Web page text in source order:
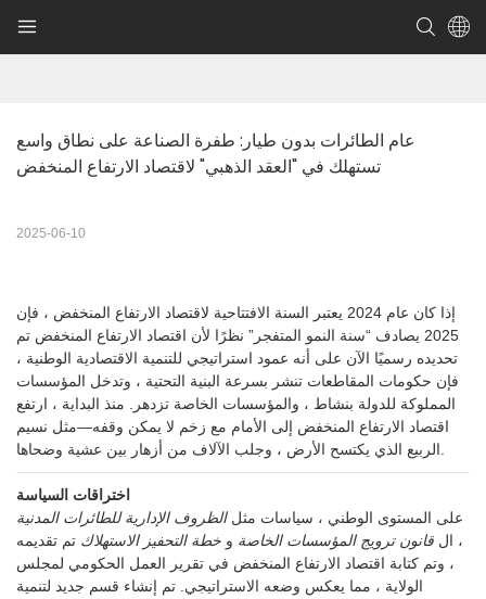
عام الطائرات بدون طيار: طفرة الصناعة على نطاق واسع
تستهلك في "العقد الذهبي" لاقتصاد الارتفاع المنخفض
2025-06-10
إذا كان عام 2024 يعتبر السنة الافتتاحية لاقتصاد الارتفاع المنخفض ، فإن
2025 يصادف “سنة النمو المتفجر” نظرًا لأن اقتصاد الارتفاع المنخفض تم
تحديده رسميًا الآن على أنه عمود استراتيجي للتنمية الاقتصادية الوطنية ،
فإن حكومات المقاطعات تنشر بسرعة البنية التحتية ، وتدخل المؤسسات
المملوكة للدولة بنشاط ، والمؤسسات الخاصة تزدهر. منذ البداية ، ارتفع
اقتصاد الارتفاع المنخفض إلى الأمام مع زخم لا يمكن وقفه—مثل نسيم
الربيع الذي يكتسح الأرض ، وجلب الآلاف من أزهار بين عشية وضحاها.
اختراقات السياسة
على المستوى الوطني ، سياسات مثلالظروف الإدارية للطائرات المدنية
، ال قانون ترويج المؤسسات الخاصة و خطة التحفيز الاستهلاك تم تقديمه
، وتم كتابة اقتصاد الارتفاع المنخفض في تقرير العمل الحكومي لمجلس
الولاية ، مما يعكس وضعه الاستراتيجي. تم إنشاء قسم جديد لتنمية